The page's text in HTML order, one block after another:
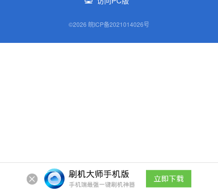
©2026 皖ICP备2021014026号